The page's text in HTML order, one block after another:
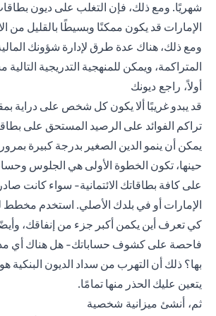
شهريًا. ومع ذلك، فإن التغلب على ديون
الإمارات قد يكون ممكنًا وبسيطًا بالقليل من
ومع ذلك، هناك عدة طرق لإدارة شؤونك
المتراكمة، ويمكن للمنهجية التدريجية
أولاً، راجع ديونك
قد يبدو غريبًا ألا يكون كل شخص على دراية
تراكم الفوائد على الرصيد المستحق على
يمكن أن ينمو الدين الصغير بدرجة كبيرة
حينها، تكون الخطوة الأولى هي الجلوس
على كافة بطاقاتك الائتمانية- سواء كانت
الإمارات أو في بلدك الأصلي. استخدم مخطط
كي تعرف أين يكمن أكبر جزء من إنفاقك،
فاحصة على كشوف حساباتك- هل هناك أي
بها؟ ذلك أن التهرب من سداد الديون البنكية
يتعين عليك الحذر منها تمامًا.
ثم، أنشئ ميزانية شخصية